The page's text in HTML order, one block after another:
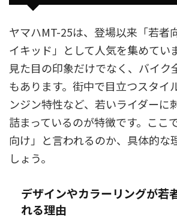
ヤマハMT-25は、登場以来「若者
イキッド」として人気を集めてい
見た目の印象だけでなく、バイク
もあります。街中で目立つスタイ
ンジン特性など、若いライダーに
詰まっているのが特徴です。ここ
向け」と言われるのか、具体的な
しょう。
デザインやカラーリングが若
れる理由